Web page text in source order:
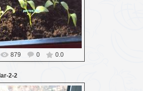
16.03.2016
Probozd
879 0 0.0
2-2